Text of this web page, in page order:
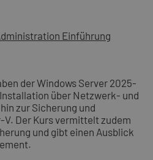
Einführung
der Windows Server 2025-
über Netzwerk- und
zur Sicherung und
Der Kurs vermittelt zudem
und gibt einen Ausblick